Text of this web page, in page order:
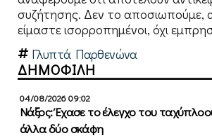
συζήτησης. Δεν το αποσιωπούμε,
είμαστε ισορροπημένοι, όχι
Γλυπτά Παρθενώνα
ΔΗΜΟΦΙΛΗ
04/08/2026 09:02
Νάξος: Έχασε το έλεγχο του
άλλα δύο σκάφη